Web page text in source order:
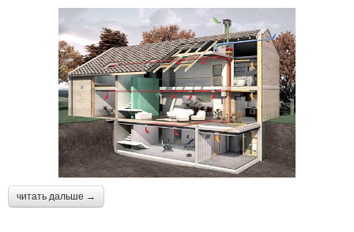
читать дальше →